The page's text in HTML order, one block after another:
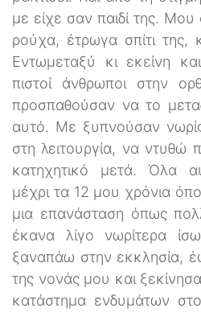
με είχε σαν παιδί της.
ρούχα, έτρωγα σπίτι της,
Εντωμεταξύ κι εκείνη
πιστοί άνθρωποι στην
προσπαθούσαν να το
αυτό. Με ξυπνούσαν
στη λειτουργία, να ντυθώ
κατηχητικό μετά. Όλα
μέχρι τα 12 μου χρόνια
μια επανάσταση όπως
έκανα λίγο νωρίτερα
ξαναπάω στην εκκλησία,
της νονάς μου και
κατάστημα ενδυμάτων